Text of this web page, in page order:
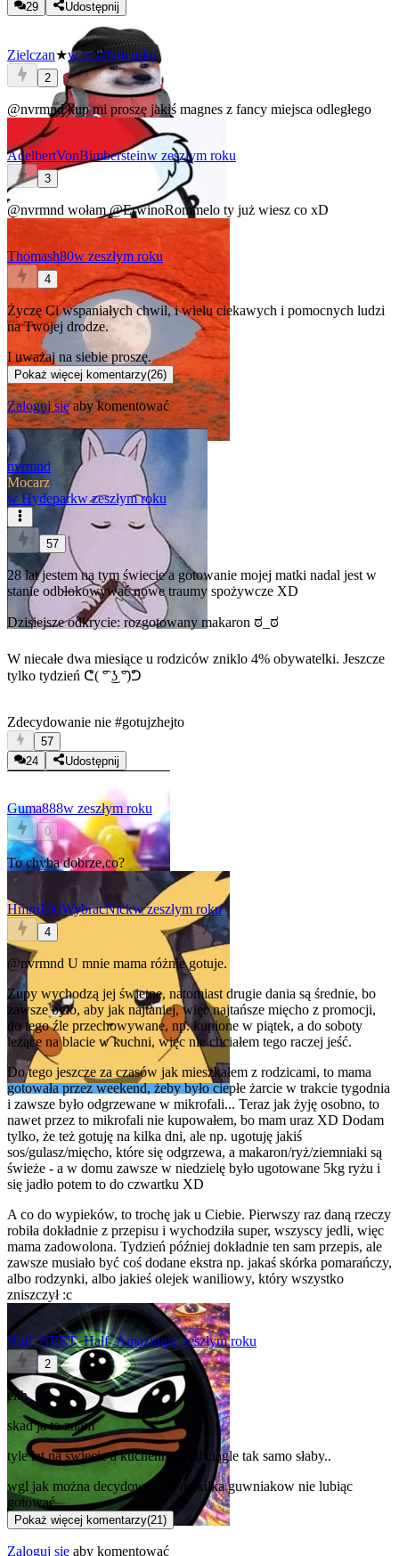
29 Udostępnij
Zielczan★w zeszłym roku
2
@nvrmndkup mi proszę jakiś magnes z fancy miejsca odległego
AdelbertVonBimbersteinw zeszłym roku
3
@nvrmnd wołam@ErwinoRommelo ty już wiesz co xD
Thomash80w zeszłym roku
4
Życzę Ci wspaniałych chwil, i wielu ciekawych i pomocnych ludzi
na Twojej drodze.
I uważaj na siebie proszę.
Pokaż więcej komentarzy(26)
Zaloguj sięaby komentować
nvrmnd
Mocarz
w Hydeparkw zeszłym roku
57
28 lat jestem na tym świecie a gotowanie mojej matki nadal jest w
stanie odblokowywać nowe traumy spożywcze XD
Dzisiejsze odkrycie: rozgotowany makaron ಠ_ಠ
W niecałe dwa miesiące u rodziców zniklo 4% obywatelki. Jeszcze
tylko tydzień ᕦ( ͡° ͜ʖ ͡°)ᕤ
Zdecydowanie nie #gotujzhejto
57
24
Udostępnij
Guma888w zeszłym roku
0
To chyba dobrze,co?
HmmJakiWybracNickw zeszłym roku
4
@nvrmnd U mnie mama różnie gotuje.
Zupy wychodzą jej świetne, natomiast drugie dania są średnie, bo
zawsze było, aby jak najtaniej, więc najtańsze mięcho z promocji,
do tego źle przechowywane, np. kupione w piątek, a do soboty
leżące na blacie w kuchni, więc nie chciałem tego raczej jeść.
Do tego jeszcze za czasów jak mieszkałem z rodzicami, to mama
gotowała przez weekend, żeby było ciepłe żarcie w trakcie tygodnia
i zawsze było odgrzewane w mikrofali... Teraz jak żyję osobno, to
nawet przez to mikrofali nie kupowałem, bo mam uraz XD Dodam
tylko, że też gotuję na kilka dni, ale np. ugotuję jakiś
sos/gulasz/mięcho, które się odgrzewa, a makaron/ryż/ziemniaki są
świeże - a w domu zawsze w niedzielę było ugotowane 5kg ryżu i
się jadło potem to do czwartku XD
A co do wypieków, to trochę jak u Ciebie. Pierwszy raz daną rzeczy
robiła dokładnie z przepisu i wychodziła super, wszyscy jedli, więc
mama zadowolona. Tydzień później dokładnie ten sam przepis, ale
zawsze musiało być coś dodane ekstra np. jakaś skórka pomarańczy,
albo rodzynki, albo jakieś olejek waniliowy, który wszystko
zniszczył :c
Half_NEET_Half_Amazingw zeszłym roku
2
ehh
skad ja to znam
tyle lat na świecie a kuchenny skill ciągle tak samo słaby..
wgl jak można decydować się na kilka guwniakow nie lubiąc
gotować…
Pokaż więcej komentarzy(21 )
Zaloguj się aby komentować